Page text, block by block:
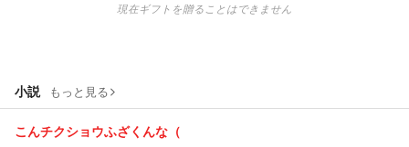
現在ギフトを贈ることはできません
小説 もっと見る
こんチクショウふざくんな（